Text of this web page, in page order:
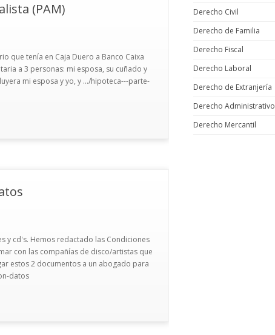
(PAM)
que tenía en Caja Duero a Banco Caixa
a 3 personas: mi esposa, su cuñado y
mi esposa y yo, y .../hipoteca---parte-
y cd's. Hemos redactado las Condiciones
con las compañías de disco/artistas que
estos 2 documentos a un abogado para
datos
Derecho Civil
Derecho de Familia
Derecho Fiscal
Derecho Laboral
Derecho de Extranjería
Derecho Administrativo
Derecho Mercantil